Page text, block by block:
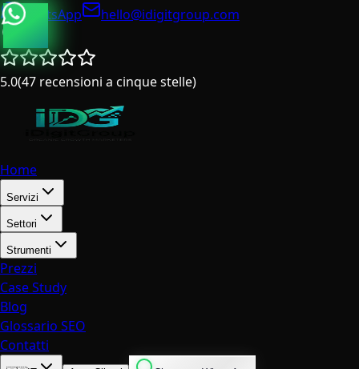
WhatsApp
hello@idigitgroup.com
5.0(47 recensioni a cinque stelle)
Home
Servizi
Settori
Strumenti
Prezzi
Case Study
Blog
Glossario SEO
Contatti
IngleseItalianoSpagnolo